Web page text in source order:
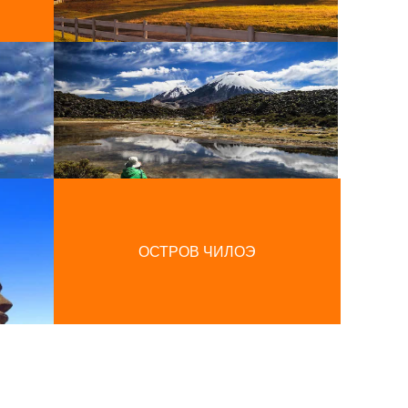
ОСТРОВ ЧИЛОЭ